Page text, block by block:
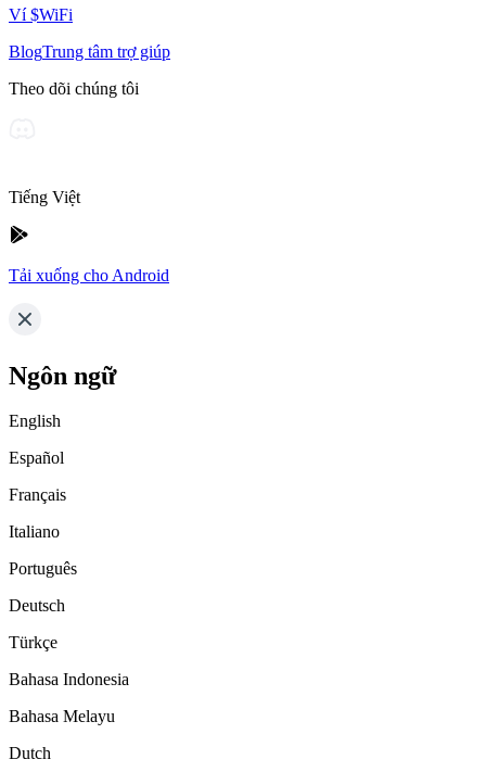
Ví $WiFi
BlogTrung tâm trợ giúp
Theo dõi chúng tôi
Tiếng Việt
Tải xuống cho Android
Ngôn ngữ
English
Español
Français
Italiano
Português
Deutsch
Türkçe
Bahasa Indonesia
Bahasa Melayu
Dutch